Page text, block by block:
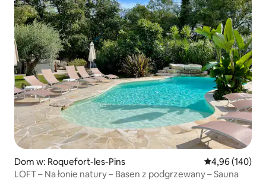
Dom w: Roquefort-les-Pins Średnia
4,96 (140)
LOFT – Na łonie natury – Basen z podgrzewany – Sauna